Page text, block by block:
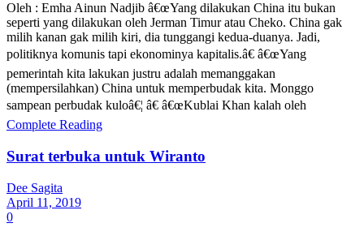
Oleh : Emha Ainun Nadjib â€œYang dilakukan China itu bukan
seperti yang dilakukan oleh Jerman Timur atau Cheko. China gak
milih kanan gak milih kiri, dia tunggangi kedua-duanya. Jadi,
politiknya komunis tapi ekonominya kapitalis.â€ â€œYang
pemerintah kita lakukan justru adalah memanggakan
(mempersilahkan) China untuk memperbudak kita. Monggo
sampean perbudak kuloâ€¦ â€ â€œKublai Khan kalah oleh
Complete Reading
Surat terbuka untuk Wiranto
Dee Sagita
April 11, 2019
0